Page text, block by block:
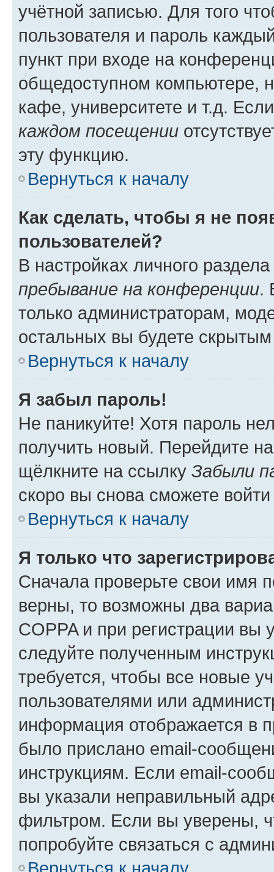
учётной записью. Для того
пользователя и пароль
пункт при входе на
общедоступном компьютере,
кафе, университете и т.д.
каждом посещении
эту функцию.
Вернуться к началу
Как сделать, чтобы я не
пользователей?
В настройках личного
пребывание на конференции.
только администраторам,
остальных вы будете
Вернуться к началу
Я забыл пароль!
Не паникуйте! Хотя пароль
получить новый. Перейдите
щёлкните на ссылку Забыли
скоро вы снова сможете
Вернуться к началу
Я только что
Сначала проверьте свои имя
верны, то возможны два
COPPA и при регистрации вы
следуйте полученным
требуется, чтобы все новые
пользователями или
информация отображается в
было прислано email-
инструкциям. Если email-
вы указали неправильный
фильтром. Если вы уверены,
попробуйте связаться с
Вернуться к началу